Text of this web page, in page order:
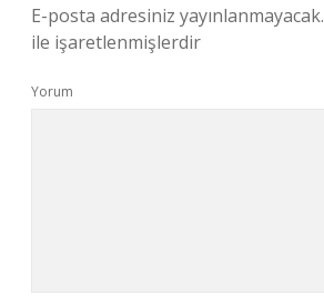
E-posta adresiniz yayınlanmayacak.
ile işaretlenmişlerdir
Yorum